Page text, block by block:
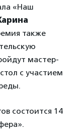
«Наш
также
мастер-
с участием
состоится 14